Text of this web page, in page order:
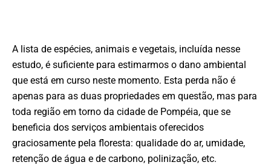
A lista de espécies, animais e vegetais, incluída nesse
estudo, é suficiente para estimarmos o dano ambiental
que está em curso neste momento. Esta perda não é
apenas para as duas propriedades em questão, mas para
toda região em torno da cidade de Pompéia, que se
beneficia dos serviços ambientais oferecidos
graciosamente pela floresta: qualidade do ar, umidade,
retenção de água e de carbono, polinização, etc.